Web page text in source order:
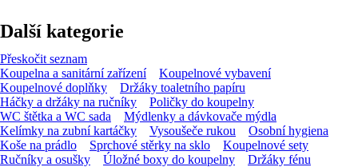
Další kategorie
Přeskočit seznam
Koupelna a sanitární zařízení
Koupelnové vybavení
Koupelnové doplňky
Držáky toaletního papíru
Háčky a držáky na ručníky
Poličky do koupelny
WC štětka a WC sada
Mýdlenky a dávkovače mýdla
Kelímky na zubní kartáčky
Vysoušeče rukou
Osobní hygiena
Koše na prádlo
Sprchové stěrky na sklo
Koupelnové sety
Ručníky a osušky
Úložné boxy do koupelny Držáky fénu